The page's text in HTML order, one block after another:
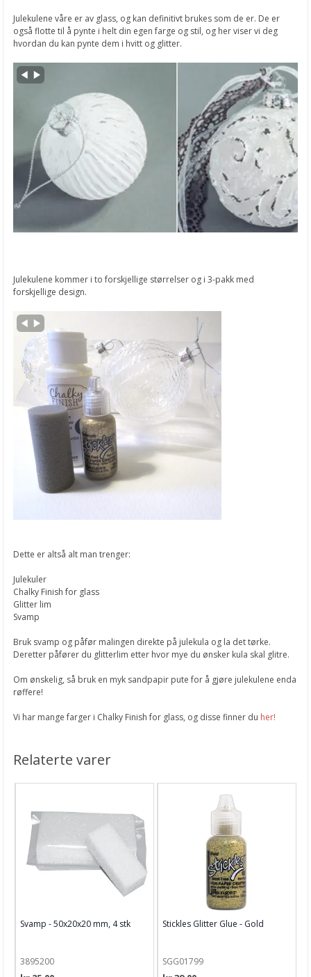
Julekulene våre er av glass, og kan definitivt brukes som de er. De er
også flotte til å pynte i helt din egen farge og stil, og her viser vi deg
hvordan du kan pynte dem i hvitt og glitter.
Julekulene kommer i to forskjellige størrelser og i 3-pakk med
forskjellige design.
Dette er altså alt man trenger:
Julekuler
Chalky Finish for glass
Glitter lim
Svamp
Bruk svamp og påfør malingen direkte på julekula og la det tørke.
Deretter påfører du glitterlim etter hvor mye du ønsker kula skal glitre.
Om ønskelig, så bruk en myk sandpapir pute for å gjøre julekulene enda
røffere!
Vi har mange farger i Chalky Finish for glass, og disse finner du her!
Relaterte varer
Svamp - 50x20x20 mm, 4 stk
3895200
Stickles Glitter Glue - Gold
SGG01799